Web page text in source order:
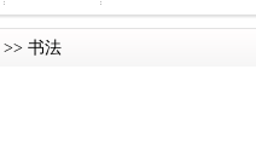
>> 书法